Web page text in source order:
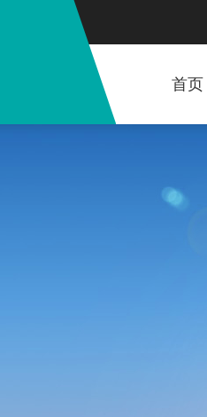
首页